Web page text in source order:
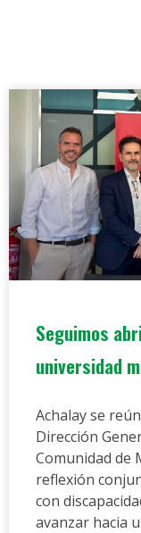
Seguimos
universidad
Achalay se
Dirección
Comunidad de
reflexión
con
avanzar hacia